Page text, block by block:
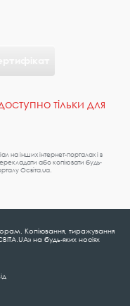
тільки для
на інших інтернет-порталах і в
або копіювати будь-
Освіта.ua.
Копіювання, тиражування
на будь-яких носіях